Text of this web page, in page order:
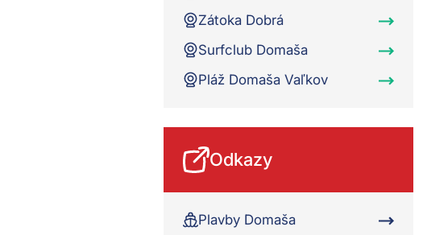
Zátoka Dobrá
Surfclub Domaša
Pláž Domaša Vaľkov
Odkazy
Plavby Domaša